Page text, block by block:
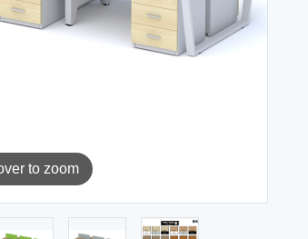
to zoom